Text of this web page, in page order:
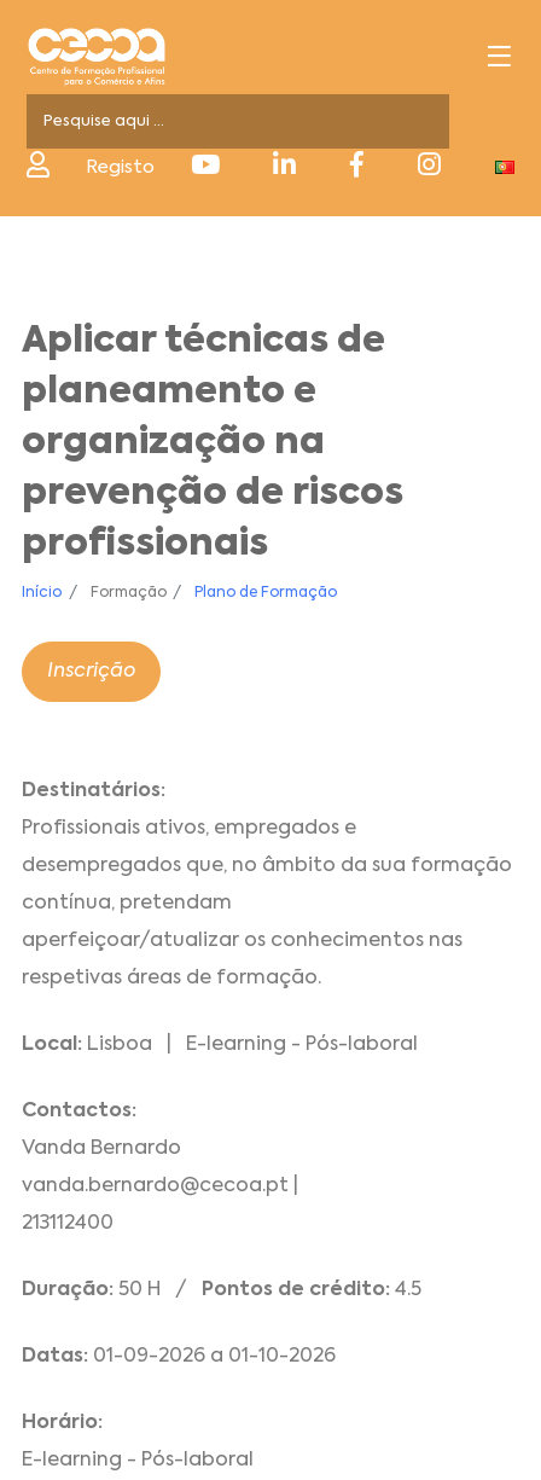
Registo
Aplicar técnicas de
planeamento e
organização na
prevenção de riscos
profissionais
Início Formação Plano de Formação
Inscrição
Destinatários:
Profissionais ativos, empregados e
desempregados que, no âmbito da sua formação
contínua, pretendam
aperfeiçoar/atualizar os conhecimentos nas
respetivas áreas de formação.
Local: Lisboa | E-learning - Pós-laboral
Contactos:
Vanda Bernardo
vanda.bernardo@cecoa.pt |
213112400
Duração: 50 H / Pontos de crédito:4.5
Datas: 01-09-2026 a 01-10-2026
Horário:
E-learning - Pós-laboral